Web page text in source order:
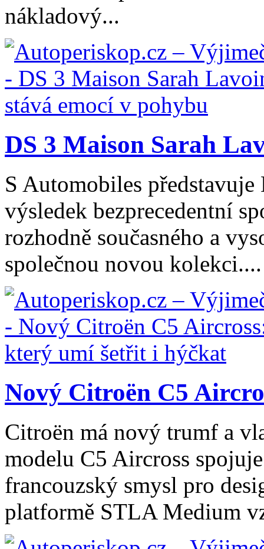
nákladový...
DS 3 Maison Sarah
S Automobiles
výsledek bezprecedentní
rozhodně současného a
společnou novou kolekci....
Nový Citroën C5
Citroën má nový trumf a
modelu C5 Aircross
francouzský smysl pro
platformě STLA Medium